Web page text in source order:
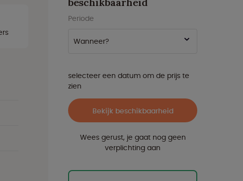
Periode
Wanneer?
selecteer een datum om de prijs te
zien
Bekijk beschikbaarheid
Wees gerust, je gaat nog geen
verplichting aan